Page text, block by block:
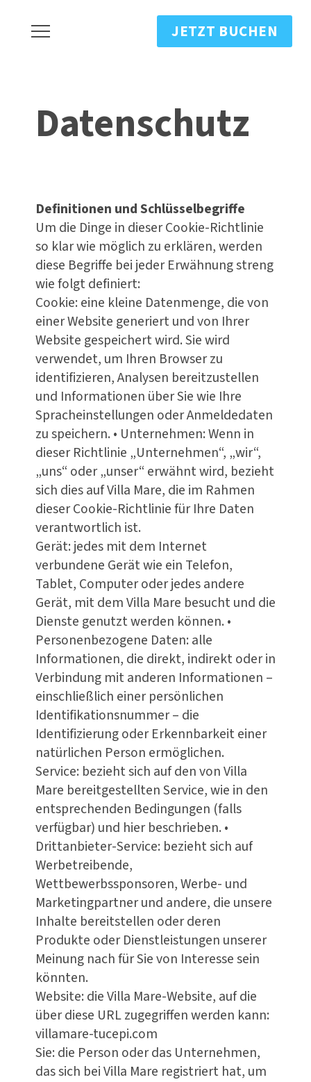
JETZT BUCHEN
Datenschutz
Definitionen und Schlüsselbegriffe
Um die Dinge in dieser Cookie-Richtlinie
so klar wie möglich zu erklären, werden
diese Begriffe bei jeder Erwähnung streng
wie folgt definiert:
Cookie: eine kleine Datenmenge, die von
einer Website generiert und von Ihrer
Website gespeichert wird. Sie wird
verwendet, um Ihren Browser zu
identifizieren, Analysen bereitzustellen
und Informationen über Sie wie Ihre
Spracheinstellungen oder Anmeldedaten
zu speichern. • Unternehmen: Wenn in
dieser Richtlinie „Unternehmen“, „wir“,
„uns“ oder „unser“ erwähnt wird, bezieht
sich dies auf Villa Mare, die im Rahmen
dieser Cookie-Richtlinie für Ihre Daten
verantwortlich ist.
Gerät: jedes mit dem Internet
verbundene Gerät wie ein Telefon,
Tablet, Computer oder jedes andere
Gerät, mit dem Villa Mare besucht und die
Dienste genutzt werden können. •
Personenbezogene Daten: alle
Informationen, die direkt, indirekt oder in
Verbindung mit anderen Informationen –
einschließlich einer persönlichen
Identifikationsnummer – die
Identifizierung oder Erkennbarkeit einer
natürlichen Person ermöglichen.
Service: bezieht sich auf den von Villa
Mare bereitgestellten Service, wie in den
entsprechenden Bedingungen (falls
verfügbar) und hier beschrieben. •
Drittanbieter-Service: bezieht sich auf
Werbetreibende,
Wettbewerbssponsoren, Werbe- und
Marketingpartner und andere, die unsere
Inhalte bereitstellen oder deren
Produkte oder Dienstleistungen unserer
Meinung nach für Sie von Interesse sein
könnten.
Website: die Villa Mare-Website, auf die
über diese URL zugegriffen werden kann:
villamare-tucepi.com
Sie: die Person oder das Unternehmen,
das sich bei Villa Mare registriert hat, um